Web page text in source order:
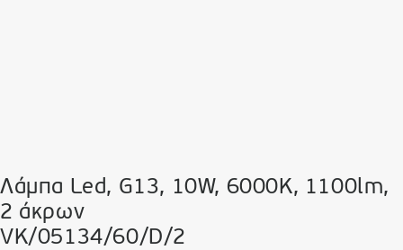
Λάμπα Led, G13, 10W, 6000K, 1100lm,
2 άκρων
VK/05134/60/D/2